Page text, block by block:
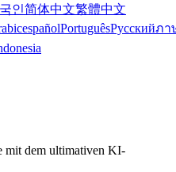
인简体中文繁體中文
españolPortuguêsРусскийภา
mit dem ultimativen KI-